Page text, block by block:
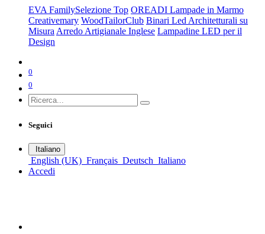
EVA FamilySelezione Top OREADI Lampade in Marmo
Creativemary WoodTailorClub Binari Led Architetturali su
Misura Arredo Artigianale Inglese Lampadine LED per il
Design
0
0
Seguici
Italiano
English (UK) Français Deutsch Italiano
Accedi